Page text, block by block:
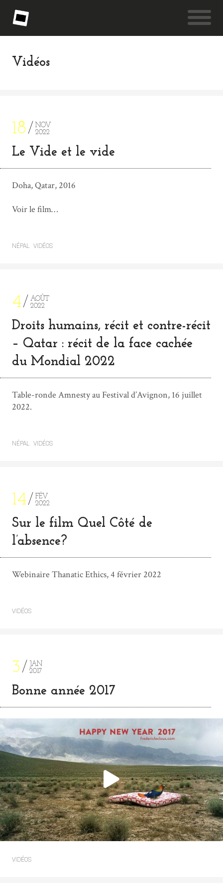
Vidéos
18
NOV
2022
Le Vide et le vide
Doha, Qatar, 2016
Voir le film…
NÉPAL VIDÉOS
4
AOÛT
2022
Droits humains, récit et contre-récit
– Qatar : récit de la face cachée
du Mondial 2022
Table-ronde Amnesty au Festival d’Avignon, 16 juillet
2022.
NÉPAL VIDÉOS
14
FÉV
2022
Sur le film Quel Côté de
l’absence?
Webinaire Thanatic Ethics, 4 février 2022
VIDÉOS
3
JAN
2017
Bonne année 2017
VIDÉOS